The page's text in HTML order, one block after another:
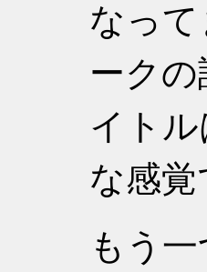
なっ
ーク
イト
な感覚
もう